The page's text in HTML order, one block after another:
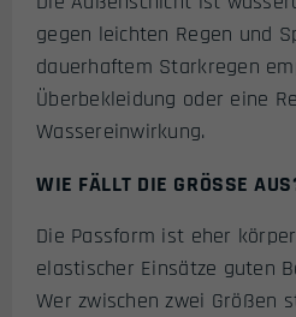
gegen leichten Regen und
dauerhaftem Starkregen
Überbekleidung oder eine
Wassereinwirkung.
WIE FÄLLT DIE GRÖSSE AUS?
Die Passform ist eher
elastischer Einsätze guten
Wer zwischen zwei Größen